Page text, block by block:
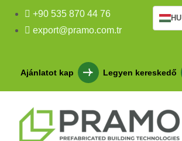
+90 535 870 44 76
export@pramo.com.tr
Ajánlatot kap Legyen kereskedő
HU